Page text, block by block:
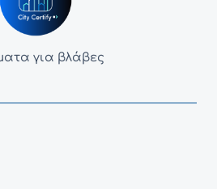
για βλάβες